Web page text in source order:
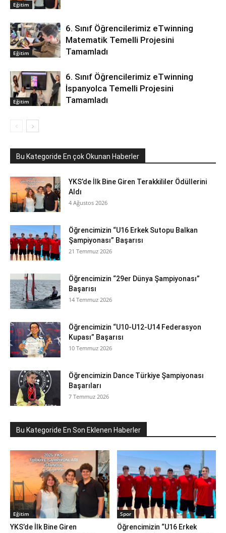
Eğitim
Eğitim
6. Sınıf Öğrencilerimiz eTwinning
Matematik Temelli Projesini
Tamamladı
Eğitim
6. Sınıf Öğrencilerimiz eTwinning
İspanyolca Temelli Projesini
Tamamladı
Bu Kategoride En çok Okunan Haberler
YKS’de İlk Bine Giren Terakkililer Ödüllerini
Aldı
4 Ağustos 2026
Öğrencimizin “U16 Erkek Sutopu Balkan
Şampiyonası” Başarısı
21 Temmuz 2026
Öğrencimizin “29er Dünya Şampiyonası”
Başarısı
14 Temmuz 2026
Öğrencimizin “U10-U12-U14 Federasyon
Kupası” Başarısı
10 Temmuz 2026
Öğrencimizin Dance Türkiye Şampiyonası
Başarıları
7 Temmuz 2026
Bu Kategoride En Son Eklenen Haberler
Eğitim
YKS’de İlk Bine Giren
Spor
Öğrencimizin “U16 Erkek